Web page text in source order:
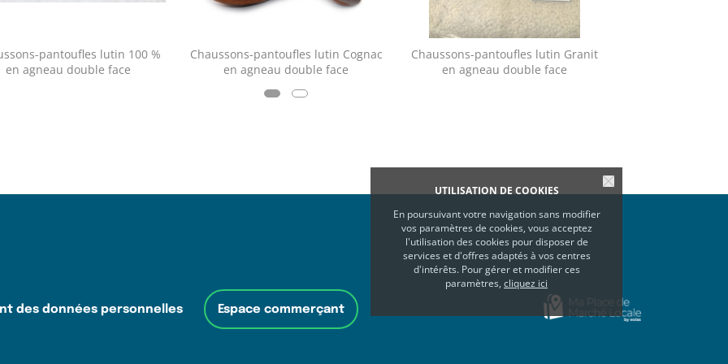
UTILISATION DE COOKIES
En poursuivant votre navigation sans modifier
vos paramètres de cookies, vous acceptez
l'utilisation des cookies pour disposer de
services et d'offres adaptés à vos centres
d'intérêts. Pour gérer et modifier ces
paramètres, cliquez ici
pantoufles lutin 100 %
en agneau double face
Chaussons-pantoufles lutin Cognac
en agneau double face
Chaussons-pantoufles lutin Granit
en agneau double face
des données personnelles Espace commerçant